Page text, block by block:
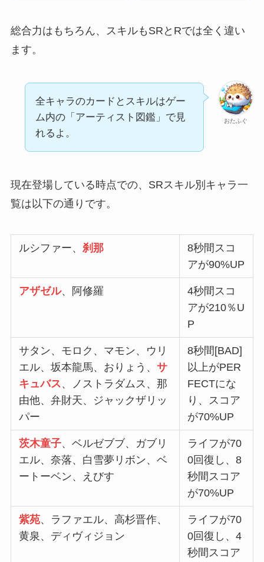
総合力はもちろん、スキルもSRとRでは全く違い
ます。
おたふぐ
全キャラのカードとスキルはゲー
ム内の「アーティスト図鑑」で見
れるよ。
現在登場している時点での、SRスキル別キャラ一
覧は以下の通りです。
ルシファー、 刹那
8秒間スコ
アが90%UP
アザゼル、阿修羅
4秒間スコ
アが210％U
P
サタン、モロク、マモン、ウリ
エル、坂本龍馬、おりょう、サ
キュバス 、ノストラダムス、那
由他、弁財天、ジャックザリッ
パー
8秒間[BAD]
以上がPER
FECTにな
り、スコア
が70%UP
茨木童子、ベルゼブブ、ガブリ
エル、奈落、白雪夢リボン、ベ
ートーベン、えびす
ライフが70
0回復し、8
秒間スコア
が70%UP
紫苑、ラファエル、高杉晋作、
黄泉、ディヴィジョン
ライフが70
0回復し、4
秒間スコア